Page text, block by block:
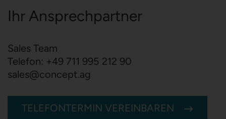
Ihr Ansprechpartner
Sales Team
Telefon: +49 711 995 212 90
sales@concept.ag
TELEFONTERMIN VEREINBAREN